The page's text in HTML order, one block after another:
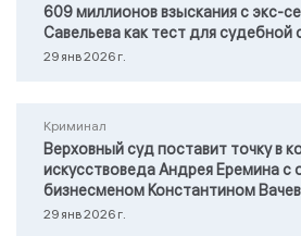
609 миллионов взыскания с экс-
Савельева как тест для судебной
29 янв 2026 г.
Криминал
Верховный суд поставит точку в
искусствоведа Андрея Еремина
бизнесменом Константином
29 янв 2026 г.